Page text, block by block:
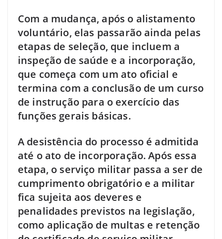
Com a mudança, após o alistamento
voluntário, elas passarão ainda pelas
etapas de seleção, que incluem a
inspeção de saúde e a incorporação,
que começa com um ato oficial e
termina com a conclusão de um curso
de instrução para o exercício das
funções gerais básicas.
A desistência do processo é admitida
até o ato de incorporação. Após essa
etapa, o serviço militar passa a ser de
cumprimento obrigatório e a militar
fica sujeita aos deveres e
penalidades previstos na legislação,
como aplicação de multas e retenção